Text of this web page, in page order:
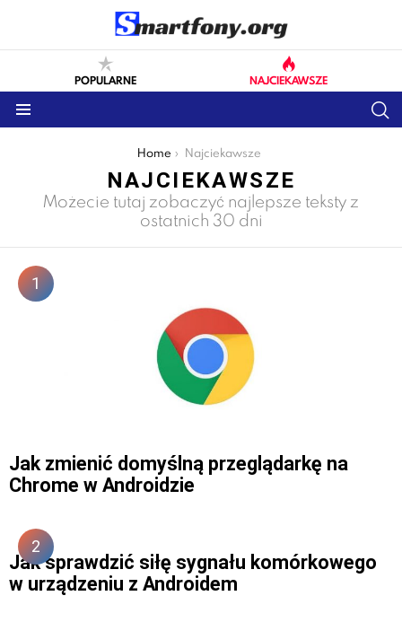
POPULARNE NAJCIEKAWSZE
Home Najciekawsze
NAJCIEKAWSZE
Możecie tutaj zobaczyć najlepsze teksty z
ostatnich 30 dni
Jak zmienić domyślną przeglądarkę na
Chrome w Androidzie
Jak sprawdzić siłę sygnału komórkowego
w urządzeniu z Androidem